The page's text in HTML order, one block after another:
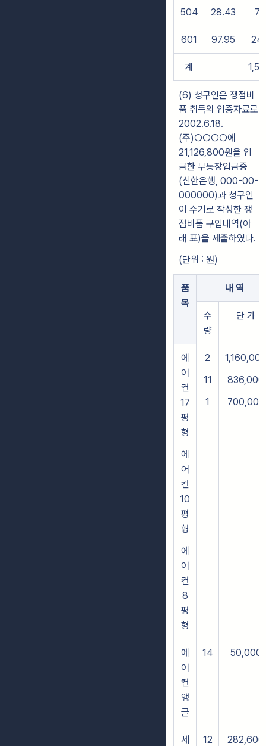
504 28.43
601 97.95
계
(6) 청구인은 쟁점비
품 취득의 입증자료로
2002.6.18.
(주)○○○○에
21,126,800원을 입
금한 무통장입금증
(신한은행, 000-00-
000000)과 청구인
이 수기로 작성한 쟁
점비품 구입내역(아
래 표)을 제출하였다.
(단위 : 원)
품
목
내 역
수
량
단 가
에
어
컨
17
평
형
에
어
컨
10
평
형
에
어
컨
8
평
형
2
11
1
1,160,000
836,000
700,000
에
어
컨
앵
글
14 50,000
세
12 282,600